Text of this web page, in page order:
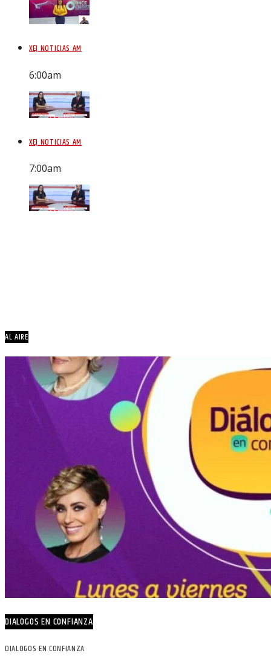
XEJ NOTICIAS AM
6:00am
XEJ NOTICIAS AM
7:00am
AL AIRE
DIALOGOS EN CONFIANZA
DIALOGOS EN CONFIANZA